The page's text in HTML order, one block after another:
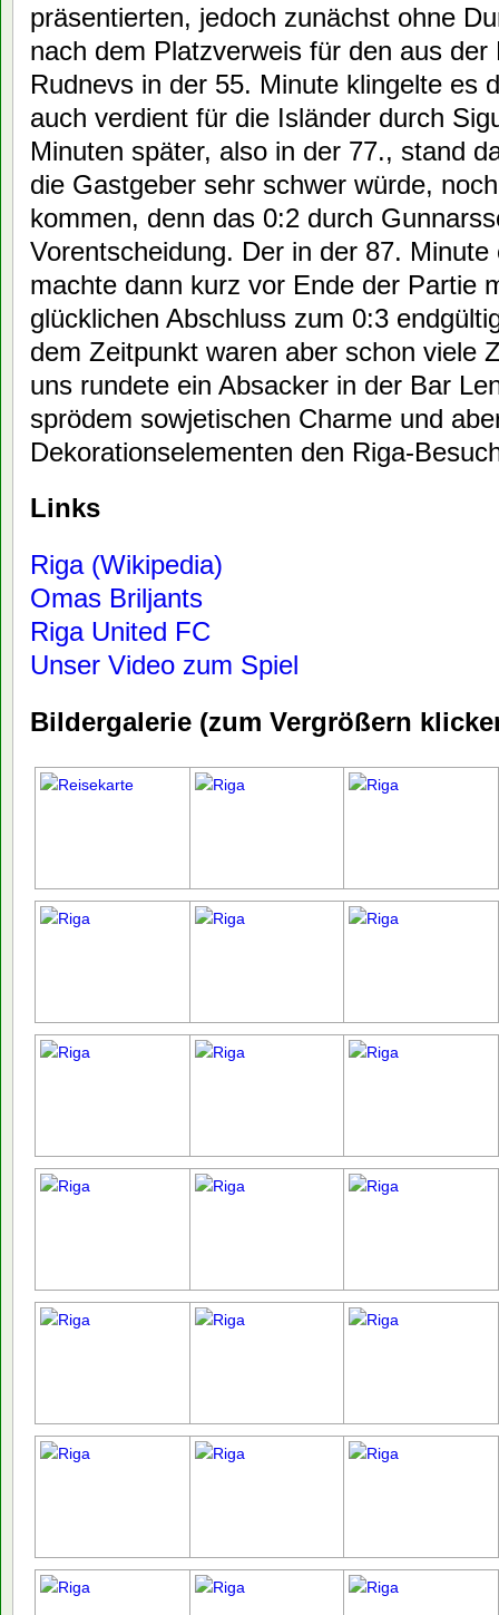
präsentierten, jedoch zunächst ohne
nach dem Platzverweis für den aus der
Rudnevs in der 55. Minute klingelte es
auch verdient für die Isländer durch
Minuten später, also in der 77., stand
die Gastgeber sehr schwer würde,
kommen, denn das 0:2 durch
Vorentscheidung. Der in der 87.
machte dann kurz vor Ende der Partie
glücklichen Abschluss zum 0:3
dem Zeitpunkt waren aber schon viele
uns rundete ein Absacker in der Bar
sprödem sowjetischen Charme und
Dekorationselementen den Riga-
Links
Riga (Wikipedia)
Omas Briljants
Riga United FC
Unser Video zum Spiel
Bildergalerie (zum Vergrößern